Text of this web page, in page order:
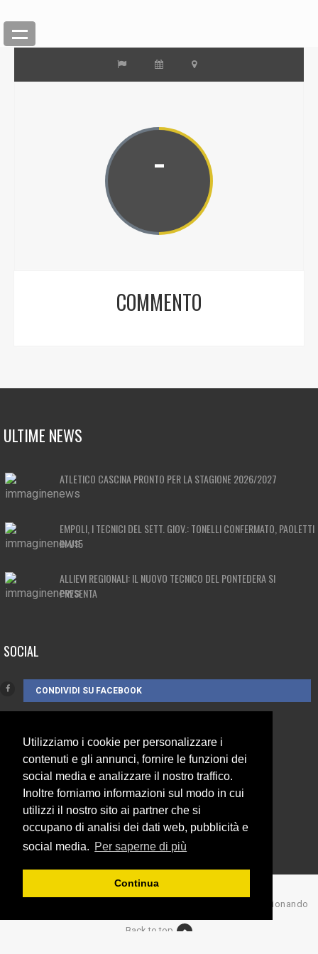
Utilizziamo i cookie per personalizzare i
contenuti e gli annunci, fornire le funzioni dei
social media e analizzare il nostro traffico.
Inoltre forniamo informazioni sul modo in cui
utilizzi il nostro sito ai partner che si
occupano di analisi dei dati web, pubblicità e
social media. Per saperne di più
Continua
-
COMMENTO
ULTIME NEWS
ATLETICO CASCINA PRONTO PER LA STAGIONE 2026/2027
EMPOLI, I TECNICI DEL SETT. GIOV.: TONELLI CONFERMATO, PAOLETTI
IN U15
ALLIEVI REGIONALI: IL NUOVO TECNICO DEL PONTEDERA SI
PRESENTA
SOCIAL
CONDIVIDI SU FACEBOOK
CONTATTI
3385262752
info@campionando.it
© Copyright 2017 Campionando
Back to top